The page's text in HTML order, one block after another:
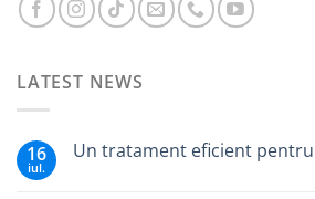
LATEST NEWS
16
iul.
Un tratament eficient